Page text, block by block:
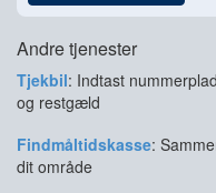
Andre tjenester
Tjekbil: Indtast
og restgæld
Findmåltidskasse:
dit område